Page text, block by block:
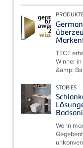
TECE
Winner
&amp;
STORIES
Wenn